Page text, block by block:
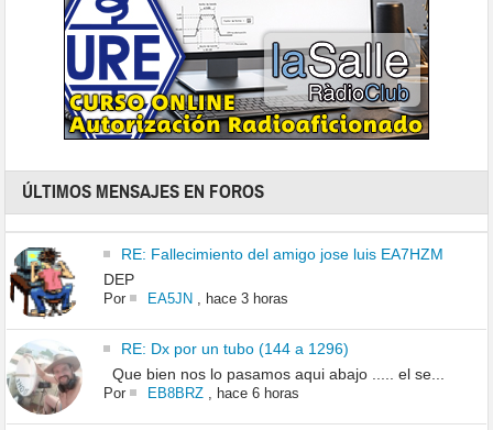
ÚLTIMOS MENSAJES EN FOROS
RE: Fallecimiento del amigo jose luis EA7HZM
DEP
Por EA5JN, hace 3 horas
RE: Dx por un tubo (144 a 1296)
Que bien nos lo pasamos aqui abajo ..... el se...
Por EB8BRZ, hace 6 horas